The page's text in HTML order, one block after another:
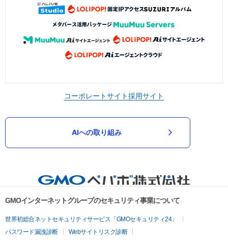
コーポレートサイト採用サイト
AIへの取り組み
GMOインターネットグループのセキュリティ事業について
世界初総合ネットセキュリティサービス「GMOセキュリティ24」
パスワード漏洩診断
Webサイトリスク診断